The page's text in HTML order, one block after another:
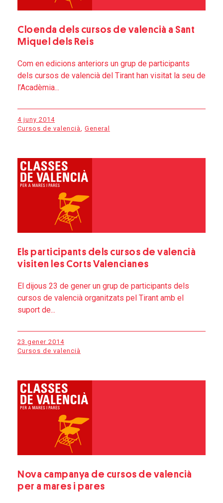
Cloenda dels cursos de valencià a Sant
Miquel dels Reis
Com en edicions anteriors un grup de participants
dels cursos de valencià del Tirant han visitat la seu de
l’Acadèmia...
4 juny 2014
Cursos de valencià, General
Els participants dels cursos de valencià
visiten les Corts Valencianes
El dijous 23 de gener un grup de participants dels
cursos de valencià organitzats pel Tirant amb el
suport de...
23 gener 2014
Cursos de valencià
Nova campanya de cursos de valencià
per a mares i pares